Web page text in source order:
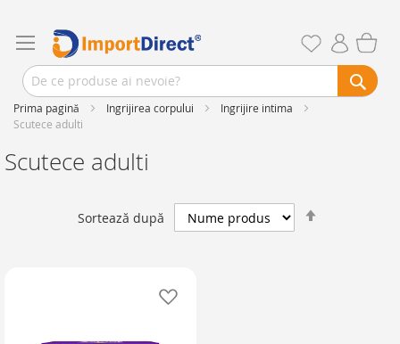
Prima pagină Ingrijirea corpului
Ingrijire intima
Scutece adulti
Scutece adulti
Sortează după